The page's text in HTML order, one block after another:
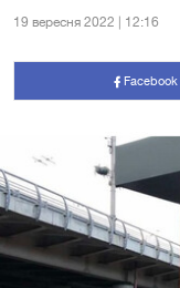
19 вересня 2022 | 12:16
Facebook